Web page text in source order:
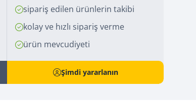
sipariş edilen ürünlerin takibi
kolay ve hızlı sipariş verme
ürün mevcudiyeti
Şimdi yararlanın